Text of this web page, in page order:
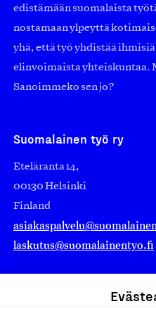
edistämään suomalaista
nostamaan ylpeyttä
yhä, että työ yhdistää ihmisiä
elinvoimaista yhteiskuntaa.
Sanoimmeko sen jo?
Suomalainen työ ry
Eteläranta 14,
00130 Helsinki
Finland
laskutus@suomalainentyo.fi